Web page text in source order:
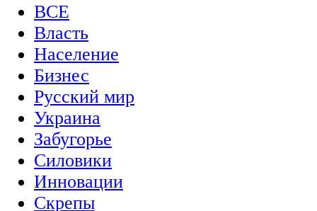
ВСЕ
Власть
Население
Бизнес
Русский мир
Украина
Забугорье
Силовики
Инновации
Скрепы